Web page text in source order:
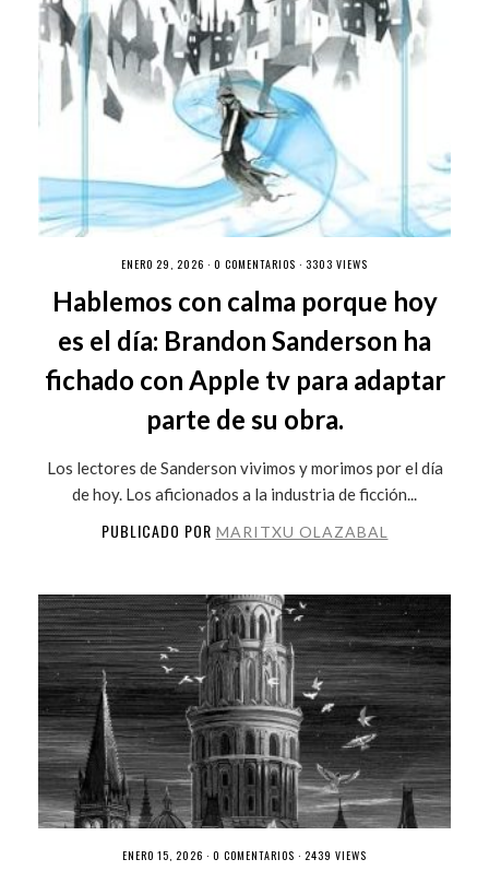
ENERO 29, 2026 · 0 COMENTARIOS · 3303 VIEWS
Hablemos con calma porque hoy
es el día: Brandon Sanderson ha
fichado con Apple tv para adaptar
parte de su obra.
Los lectores de Sanderson vivimos y morimos por el día
de hoy. Los aficionados a la industria de ficción...
PUBLICADO POR MARITXU OLAZABAL
ENERO 15, 2026 · 0 COMENTARIOS · 2439 VIEWS